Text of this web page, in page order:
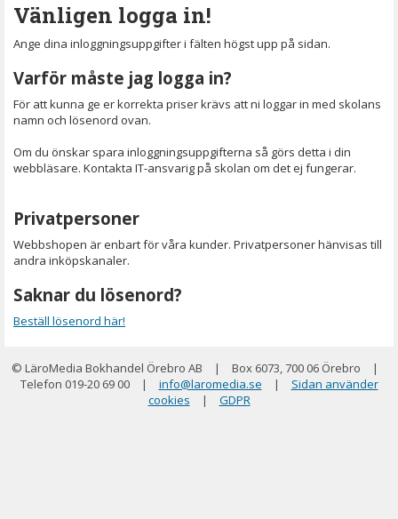
Vänligen logga in!
Ange dina inloggningsuppgifter i fälten högst upp på sidan.
Varför måste jag logga in?
För att kunna ge er korrekta priser krävs att ni loggar in med skolans
namn och lösenord ovan.
Om du önskar spara inloggningsuppgifterna så görs detta i din
webbläsare. Kontakta IT-ansvarig på skolan om det ej fungerar.
Privatpersoner
Webbshopen är enbart för våra kunder. Privatpersoner hänvisas till
andra inköpskanaler.
Saknar du lösenord?
Beställ lösenord här!
© LäroMedia Bokhandel Örebro AB | Box 6073, 700 06 Örebro
|
Telefon 019-20 69 00
| info@laromedia.se |
Sidan använder
cookies
| GDPR